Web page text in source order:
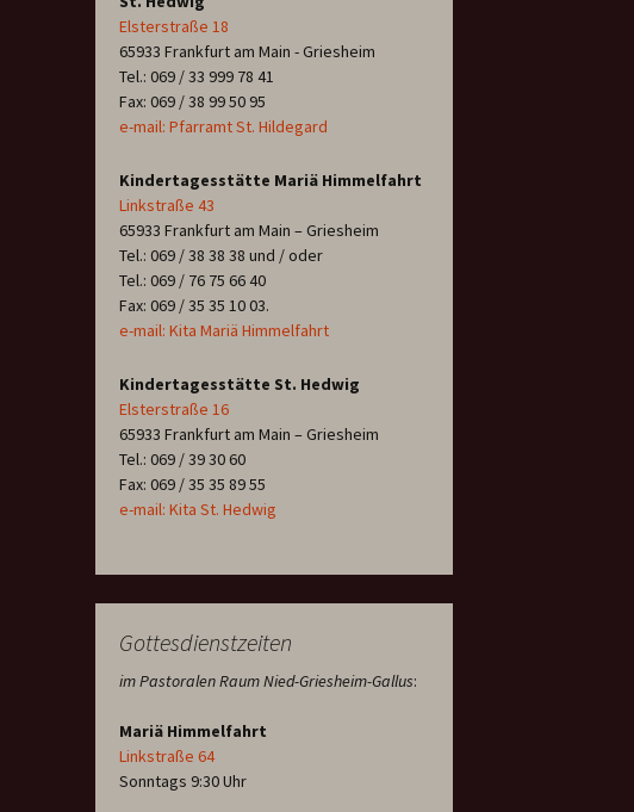
Elsterstraße 18
65933 Frankfurt am Main - Griesheim
Tel.: 069 / 33 999 78 41
Fax: 069 / 38 99 50 95
e-mail: Pfarramt St. Hildegard
Kindertagesstätte Mariä Himmelfahrt
Linkstraße 43
65933 Frankfurt am Main – Griesheim
Tel.: 069 / 38 38 38 und / oder
Tel.: 069 / 76 75 66 40
Fax: 069 / 35 35 10 03.
e-mail: Kita Mariä Himmelfahrt
Kindertagesstätte St. Hedwig
Elsterstraße 16
65933 Frankfurt am Main – Griesheim
Tel.: 069 / 39 30 60
Fax: 069 / 35 35 89 55
e-mail: Kita St. Hedwig
Gottesdienstzeiten
im Pastoralen Raum Nied-Griesheim-Gallus:
Mariä Himmelfahrt
Linkstraße 64
Sonntags 9:30 Uhr